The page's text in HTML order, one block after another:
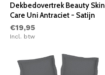
Dekbedovertrek Beauty Skin
Care Uni Antraciet - Satijn
€19,95
Incl. btw